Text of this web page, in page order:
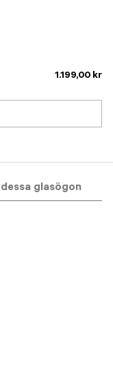
1.199,00 kr
glasögon